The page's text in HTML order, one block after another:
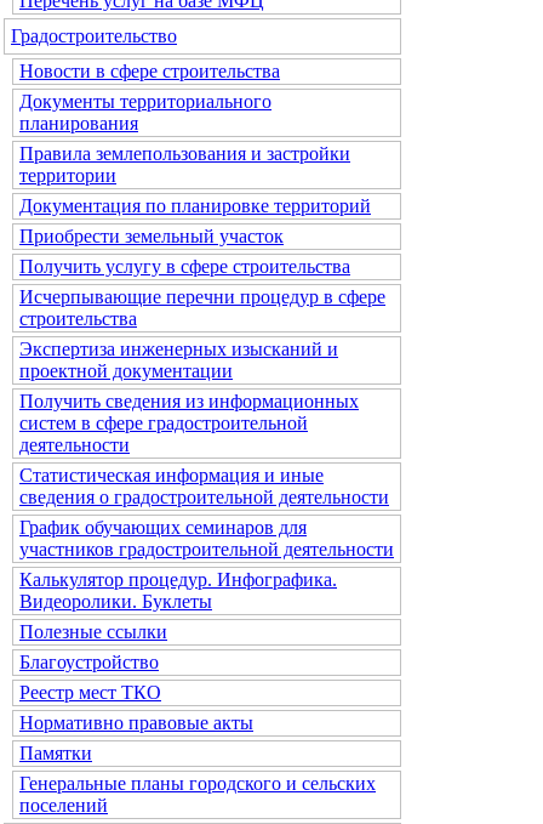
Градостроительство
Новости в сфере строительства
Документы территориального
планирования
Правила землепользования и застройки
территории
Документация по планировке территорий
Приобрести земельный участок
Получить услугу в сфере строительства
Исчерпывающие перечни процедур в сфере
строительства
Экспертиза инженерных изысканий и
проектной документации
Получить сведения из информационных
систем в сфере градостроительной
деятельности
Статистическая информация и иные
сведения о градостроительной деятельности
График обучающих семинаров для
участников градостроительной деятельности
Калькулятор процедур. Инфографика.
Видеоролики. Буклеты
Полезные ссылки
Благоустройство
Реестр мест ТКО
Нормативно правовые акты
Памятки
Генеральные планы городского и сельских
поселений